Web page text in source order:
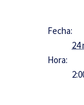
Fecha:
24
Hora: